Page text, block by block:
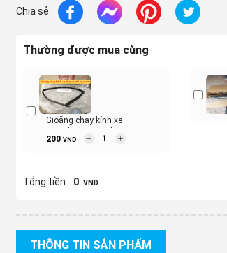
Chia sẻ:
Thường được mua cùng
Gioăng chạy kính xe
200 VND
Tổng tiền: 0 VND
THÔNG TIN SẢN PHẨM